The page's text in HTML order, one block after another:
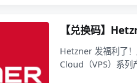
【兑换码】
Hetzner 发福利了
Cloud（VPS）系列